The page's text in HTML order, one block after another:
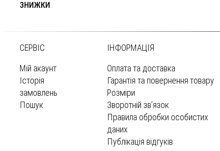
ЗНИЖКИ
СЕРВІС
Мій акаунт
Історія
замовлень
Пошук
ІНФОРМАЦІЯ
Оплата та доставка
Гарантія та повернення товару
Розміри
Зворотній зв’язок
Правила обробки особистих
даних
Публікація відгуків